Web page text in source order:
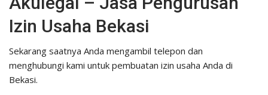
Izin Usaha Bekasi
Sekarang saatnya Anda mengambil telepon dan
menghubungi kami untuk pembuatan izin usaha Anda di
Bekasi.